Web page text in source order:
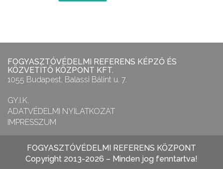
FOGYASZTÓVÉDELMI REFERENS KÉPZŐ ÉS
KÖZVETÍTŐ KÖZPONT KFT.
1055 Budapest, Balassi Bálint u. 7.
GY.I.K.
ADATVÉDELMI NYILATKOZAT
IMPRESSZUM
FOGYASZTÓVÉDELMI REFERENS KÖZPONT
Copyright 2013-2026 – Minden jog fenntartva!